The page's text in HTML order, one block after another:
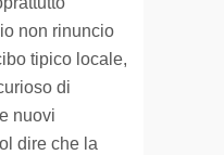
non rinuncio
tipico locale,
di
nuovi
dire che la